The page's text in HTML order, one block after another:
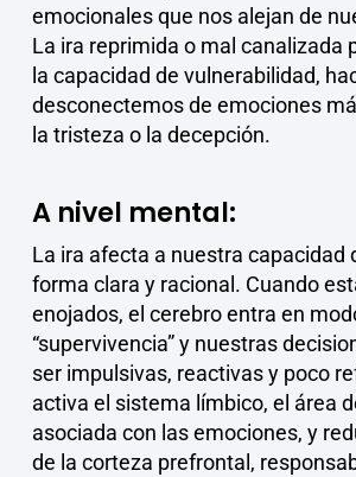
emocionales que nos alejan de
La ira reprimida o mal canalizada
la capacidad de vulnerabilidad,
desconectemos de emociones
la tristeza o la decepción.
A nivel mental:
La ira afecta a nuestra capacidad
forma clara y racional. Cuando
enojados, el cerebro entra en
“supervivencia” y nuestras
ser impulsivas, reactivas y poco
activa el sistema límbico, el área
asociada con las emociones, y
de la corteza prefrontal,